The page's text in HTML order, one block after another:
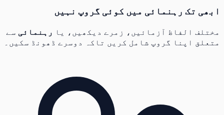
ابھی تک رہنمائی میں کوئی گروپ نہیں
مختلف الفاظ آزمائیں، زمرے دیکھیں، یا رہنمائیسے
متعلق اپنا گروپ شامل کریں تاکہ دوسرے ڈھونڈ سکیں۔